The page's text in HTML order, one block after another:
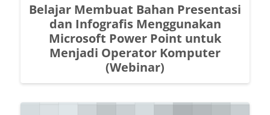
Belajar Membuat Bahan Presentasi
dan Infografis Menggunakan
Microsoft Power Point untuk
Menjadi Operator Komputer
(Webinar)